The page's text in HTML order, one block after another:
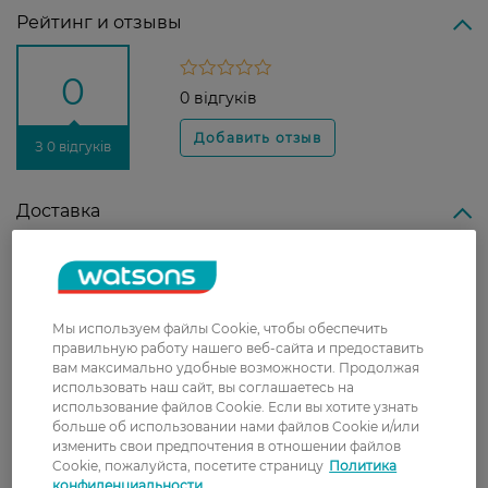
Рейтинг и отзывы
0
З 0 відгуків
0 відгуків
Доставка
Новая почта
В отделение Новой почты - 99 грн, бесплатно
Укрпочта
Стоимость доставки – 79 грн, бесплатная
доставка от – 599 грн
Забрать сегодня в магазине Watsons
Стоимость доставки – 0 грн
Мы используем файлы Cookie, чтобы обеспечить
правильную работу нашего веб-сайта и предоставить
вам максимально удобные возможности. Продолжая
использовать наш сайт, вы соглашаетесь на
использование файлов Cookie. Если вы хотите узнать
больше об использовании нами файлов Cookie и/или
изменить свои предпочтения в отношении файлов
Cookie, пожалуйста, посетите страницу Политика